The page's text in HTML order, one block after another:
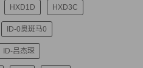
HXD1D HXD3C
ID-0奥斑马0
ID-吕杰琛